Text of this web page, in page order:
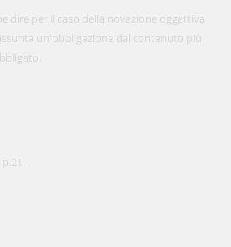
dire per il caso della novazione oggettiva
un'obbligazione dal contenuto più